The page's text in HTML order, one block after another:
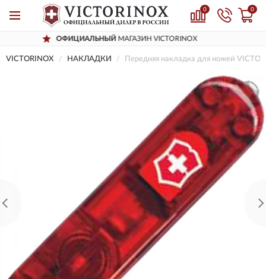
0 0
МАГАЗИН VICTORINOX
VICTORINOX НАКЛАДКИ Передняя накладка для ножей